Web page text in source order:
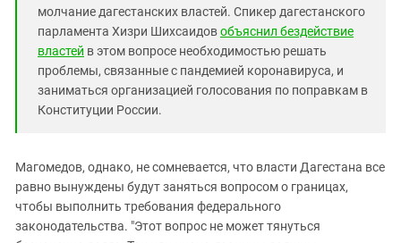
молчание дагестанских властей. Спикер дагестанского
парламента Хизри Шихсаидовобъяснил бездействие
властей в этом вопросе необходимостью решать
проблемы, связанные с пандемией коронавируса, и
заниматься организацией голосования по поправкам в
Конституции России.
Магомедов, однако, не сомневается, что власти Дагестана все
равно вынуждены будут заняться вопросом о границах,
чтобы выполнить требования федерального
законодательства. "Этот вопрос не может тянуться